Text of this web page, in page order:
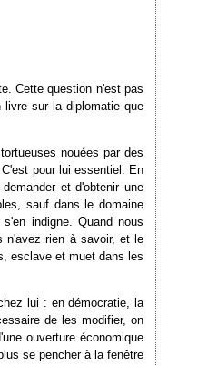
Cette question n'est pas
sur la diplomatie que
nouées par des
pour lui essentiel. En
et d'obtenir une
sauf dans le domaine
indigne. Quand nous
n'avez rien à savoir, et le
esclave et muet dans les
lui : en démocratie, la
de les modifier, on
ouverture économique
se pencher à la fenêtre